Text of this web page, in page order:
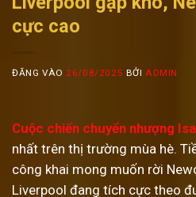
cực cao
ĐĂNG VÀO 26/08/2025 BỞI ADMIN
Cuộc chiến chuyển nhượng
nhất trên thị trường mùa hè.
công khai mong muốn rời
Liverpool đang tích cực theo